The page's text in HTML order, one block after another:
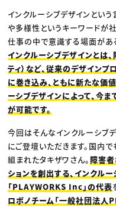
CREATIVE VILLAGEか
プロフェッシ
インクルーシブデザインとい
や多様性というキーワードが
仕事の中で意識する場面があ
インクルーシブデザインとは
ティ）など、従来のデザイン
に巻き込み、ともに新たな価
ーシブデザインによって、今
が可能です。
今回はそんなインクルーシブデ
にご登壇いただきます。国内
組まれたタキザワさん。障害
ションを創出する、インクル
「PLAYWORKS Inc」の代表
ロボノチーム「一般社団法人